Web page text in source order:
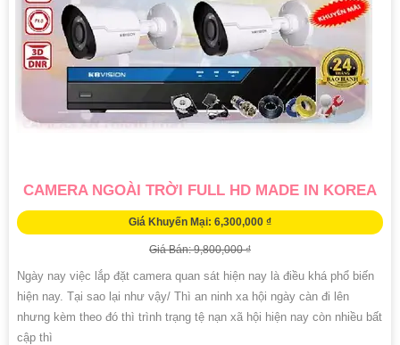
CAMERA NGOÀI TRỜI FULL HD MADE IN KOREA
Giá Khuyến Mại: 6,300,000 ₫
Giá Bán: 9,800,000 ₫
Ngày nay việc lắp đặt camera quan sát hiện nay là điều khá phổ biến
hiện nay. Tại sao lại như vậy/ Thì an ninh xa hội ngày càn đi lên
nhưng kèm theo đó thì trình trạng tệ nạn xã hội hiện nay còn nhiều bất
cập thì